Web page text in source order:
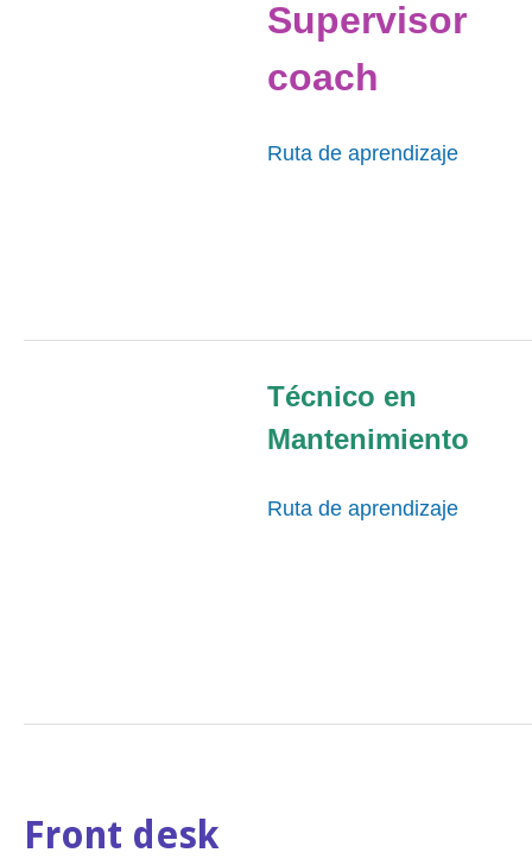
Supervisor
coach
Ruta de aprendizaje
Técnico en
Mantenimiento
Ruta de aprendizaje
Front desk